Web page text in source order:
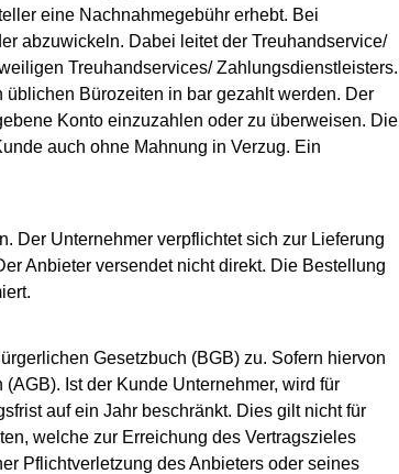
eine Nachnahmegebühr erhebt. Bei
abzuwickeln. Dabei leitet der Treuhandservice/
Treuhandservices/ Zahlungsdienstleisters.
Bürozeiten in bar gezahlt werden. Der
Konto einzuzahlen oder zu überweisen. Die
auch ohne Mahnung in Verzug. Ein
Der Unternehmer verpflichtet sich zur Lieferung
Anbieter versendet nicht direkt. Die Bestellung
Gesetzbuch (BGB) zu. Sofern hiervon
Ist der Kunde Unternehmer, wird für
auf ein Jahr beschränkt. Dies gilt nicht für
welche zur Erreichung des Vertragszieles
Pflichtverletzung des Anbieters oder seines